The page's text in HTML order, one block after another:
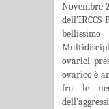
Novembre
bellissimo
ovarici
ovarico è
fra le